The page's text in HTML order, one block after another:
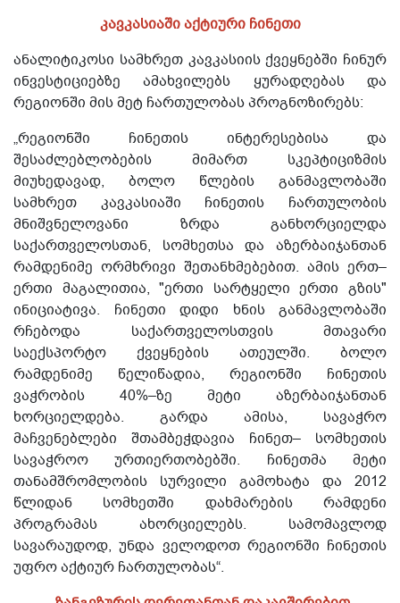
კავკასიაში აქტიური ჩინეთი
ანალიტიკოსი სამხრეთ კავკასიის ქვეყნებში ჩინურ
ინვესტიციებზე ამახვილებს ყურადღებას და
რეგიონში მის მეტ ჩართულობას პროგნოზირებს:
„რეგიონში ჩინეთის ინტერესებისა და
შესაძლებლობების მიმართ სკეპტიციზმის
მიუხედავად, ბოლო წლების განმავლობაში
სამხრეთ კავკასიაში ჩინეთის ჩართულობის
მნიშვნელოვანი ზრდა განხორციელდა
საქართველოსთან, სომხეთსა და აზერბაიჯანთან
რამდენიმე ორმხრივი შეთანხმებებით. ამის ერთ–
ერთი მაგალითია, "ერთი სარტყელი ერთი გზის"
ინიციატივა. ჩინეთი დიდი ხნის განმავლობაში
რჩებოდა საქართველოსთვის მთავარი
საექსპორტო ქვეყნების ათეულში. ბოლო
რამდენიმე წელიწადია, რეგიონში ჩინეთის
ვაჭრობის 40%–ზე მეტი აზერბაიჯანთან
ხორციელდება. გარდა ამისა, სავაჭრო
მაჩვენებლები შთამბეჭდავია ჩინეთ– სომხეთის
სავაჭროო ურთიერთობებში. ჩინეთმა მეტი
თანამშრომლობის სურვილი გამოხატა და 2012
წლიდან სომხეთში დახმარების რამდენი
პროგრამას ახორციელებს. სამომავლოდ
სავარაუდოდ, უნდა ველოდოთ რეგიონში ჩინეთის
უფრო აქტიურ ჩართულობას“.